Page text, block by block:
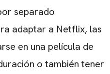
separado
adaptar a Netflix, las
en una película de
o también tener